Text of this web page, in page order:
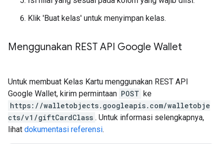
Klik 'Buat kelas' untuk menyimpan kelas.
Menggunakan REST API Google Wallet
Untuk membuat Kelas Kartu menggunakan REST API
Google Wallet, kirim permintaan POST ke
https://walletobjects.googleapis.com/walletobje
cts/v1/giftCardClass . Untuk informasi selengkapnya,
lihat dokumentasi referensi.